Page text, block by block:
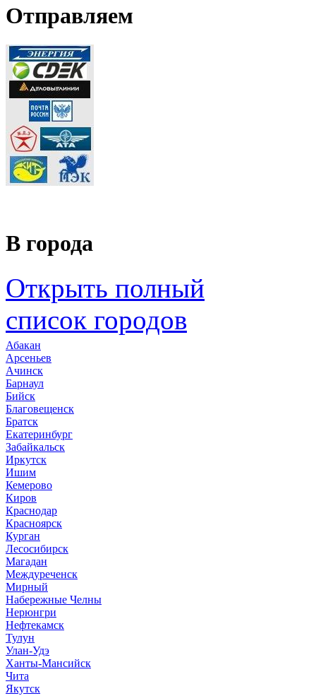
Отправляем
В города
Открыть полный
список городов
Абакан
Арсеньев
Ачинск
Барнаул
Бийск
Благовещенск
Братск
Екатеринбург
Забайкальск
Иркутск
Ишим
Кемерово
Киров
Краснодар
Красноярск
Курган
Лесосибирск
Магадан
Междуреченск
Мирный
Набережные Челны
Нерюнгри
Нефтекамск
Тулун
Улан-Удэ
Ханты-Мансийск
Чита
Якутск